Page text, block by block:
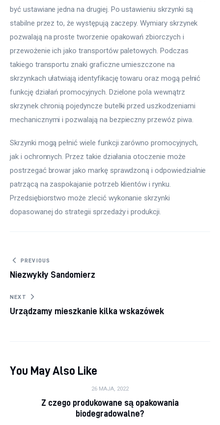
być ustawiane jedna na drugiej. Po ustawieniu skrzynki są
stabilne przez to, że występują zaczepy. Wymiary skrzynek
pozwalają na proste tworzenie opakowań zbiorczych i
przewożenie ich jako transportów paletowych. Podczas
takiego transportu znaki graficzne umieszczone na
skrzynkach ułatwiają identyfikację towaru oraz mogą pełnić
funkcję działań promocyjnych. Dzielone pola wewnątrz
skrzynek chronią pojedyncze butelki przed uszkodzeniami
mechanicznymi i pozwalają na bezpieczny przewóz piwa.
Skrzynki mogą pełnić wiele funkcji zarówno promocyjnych,
jak i ochronnych. Przez takie działania otoczenie może
postrzegać browar jako markę sprawdzoną i odpowiedzialnie
patrzącą na zaspokajanie potrzeb klientów i rynku.
Przedsiębiorstwo może zlecić wykonanie skrzynki
dopasowanej do strategii sprzedaży i produkcji.
Nawigacja wpisu
PREVIOUS
Niezwykły Sandomierz
NEXT
Urządzamy mieszkanie kilka wskazówek
You May Also Like
26 MAJA, 2022
Z czego produkowane są opakowania
biodegradowalne?